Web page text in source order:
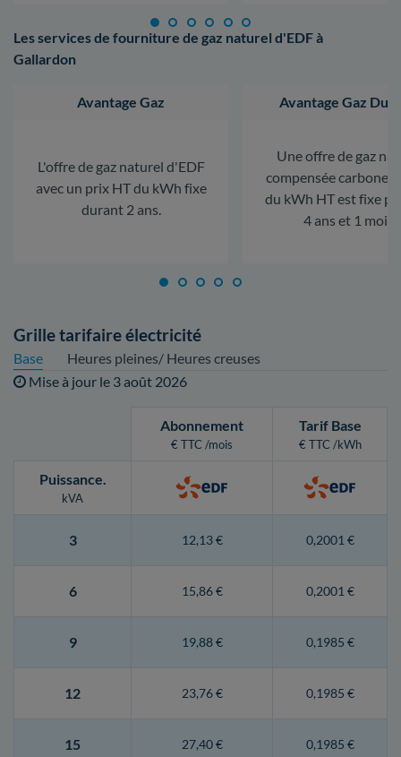
Les services de fourniture de gaz naturel d'EDF à
Gallardon
Avantage Gaz
L'offre de gaz naturel d'EDF
avec un prix HT du kWh fixe
durant 2 ans.
Avantage Gaz
Une offre de gaz
compensée carbone.
du kWh HT est fixe
4 ans et 1 mois.
Grille tarifaire électricité
Base
Heures pleines/ Heures creuses
Mise à jour le 3 août 2026
Abonnement
€ TTC /mois
Tarif Base
€ TTC /kWh
Puissance.
kVA
3 12,13 € 0,2001 €
6 15,86 € 0,2001 €
9 19,88 € 0,1985 €
12 23,76 € 0,1985 €
15 27,40 € 0,1985 €